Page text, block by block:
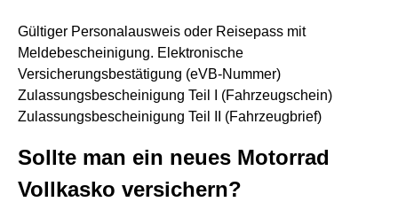
Gültiger Personalausweis oder Reisepass mit
Meldebescheinigung. Elektronische
Versicherungsbestätigung (eVB-Nummer)
Zulassungsbescheinigung Teil I (Fahrzeugschein)
Zulassungsbescheinigung Teil II (Fahrzeugbrief)
Sollte man ein neues Motorrad
Vollkasko versichern?